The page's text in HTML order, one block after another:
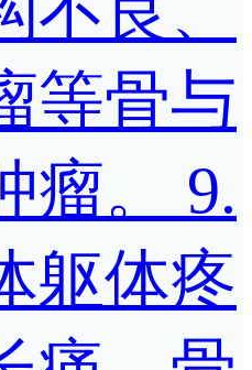
等骨与
瘤。 9.
躯体疼